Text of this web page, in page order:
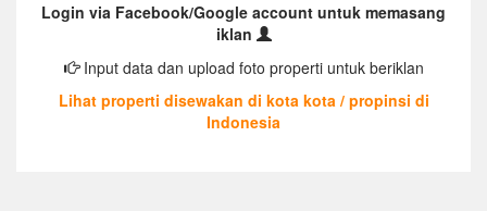
Login via Facebook/Google account untuk memasang
iklan
Input data dan upload foto properti untuk beriklan
Lihat properti disewakan di kota kota / propinsi di
Indonesia